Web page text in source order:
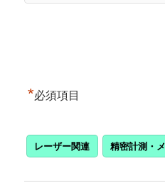
*必須項目
レーザー関連 精密計測・